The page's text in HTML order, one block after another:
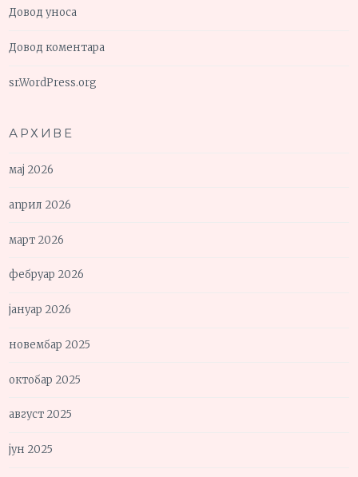
Довод уноса
Довод коментара
sr.WordPress.org
АРХИВЕ
мај 2026
април 2026
март 2026
фебруар 2026
јануар 2026
новембар 2025
октобар 2025
август 2025
јун 2025